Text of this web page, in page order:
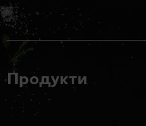
Продукти